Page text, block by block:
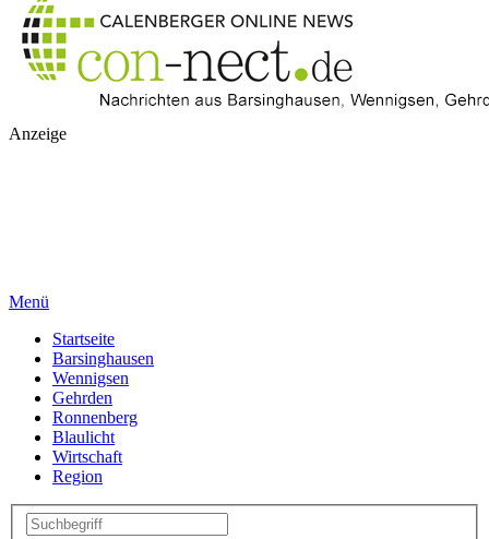
Anzeige
Menü
Startseite
Barsinghausen
Wennigsen
Gehrden
Ronnenberg
Blaulicht
Wirtschaft
Region